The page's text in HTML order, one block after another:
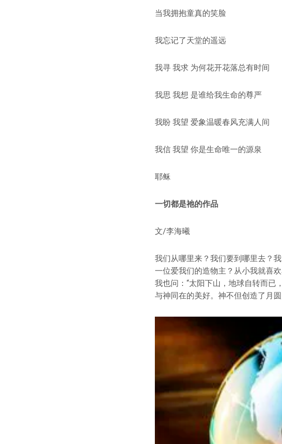
当我拥抱童真的笑脸
我忘记了天堂的遥远
我寻 我求 为何花开花落总有时间
我思 我想 是谁给我生命的尊严
我盼 我望 爱象温暖春风充满人间
我信 我望 你是生命唯一的源泉
耶稣
一切都是祂的作品
文/李海曦
我们从哪里来？我们要到哪里去？
一位爱我们的造物主？从小我就喜
我也问：“太阳下山，地球自转而已
与神同在的美好。神不但创造了月